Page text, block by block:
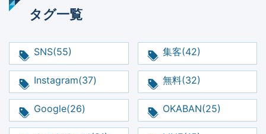
タグ一覧
SNS(55) 集客(42)
Instagram(37) 無料(32)
Google(26) OKABAN(25)